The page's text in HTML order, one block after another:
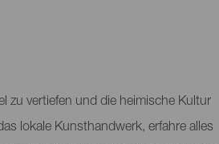
zu vertiefen und die heimische Kultur
lokale Kunsthandwerk, erfahre alles